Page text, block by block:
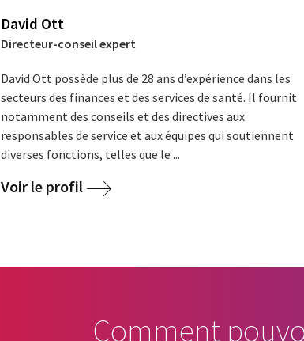
David Ott
Directeur-conseil expert
David Ott possède plus de 28 ans d’expérience dans les
secteurs des finances et des services de santé. Il fournit
notamment des conseils et des directives aux
responsables de service et aux équipes qui soutiennent
diverses fonctions, telles que le ...
Voir le profil
Comment